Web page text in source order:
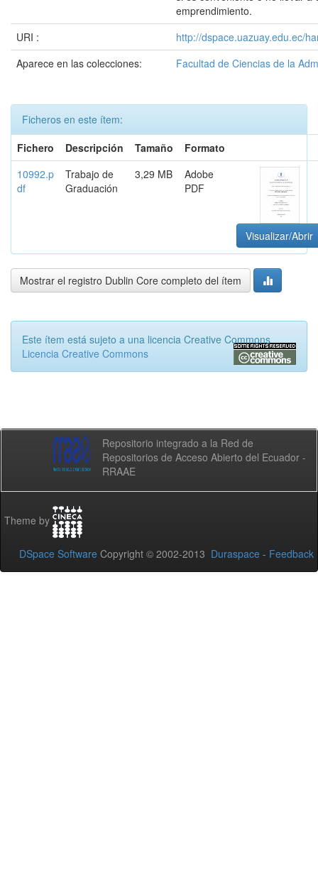
emprendimiento.
URI :
http://dspace.uazuay.edu.ec/
Aparece en las colecciones:
Facultad de Ciencias de la
Ficheros en este ítem:
Fichero
Descripción Tamaño
Formato
10992.p
df
Trabajo de
Graduación
3,29 MB
Adobe
PDF
Visualizar/Abrir
Mostrar el registro Dublin Core completo del ítem
Este ítem está sujeto a una licencia Creative Commons
Licencia Creative Commons
Repositorio integrado a la Red de
Repositorios de Acceso Abierto del Ecuador -
RRAAE
Theme by
DSpace Software Copyright © 2002-2013 Duraspace - Feedback